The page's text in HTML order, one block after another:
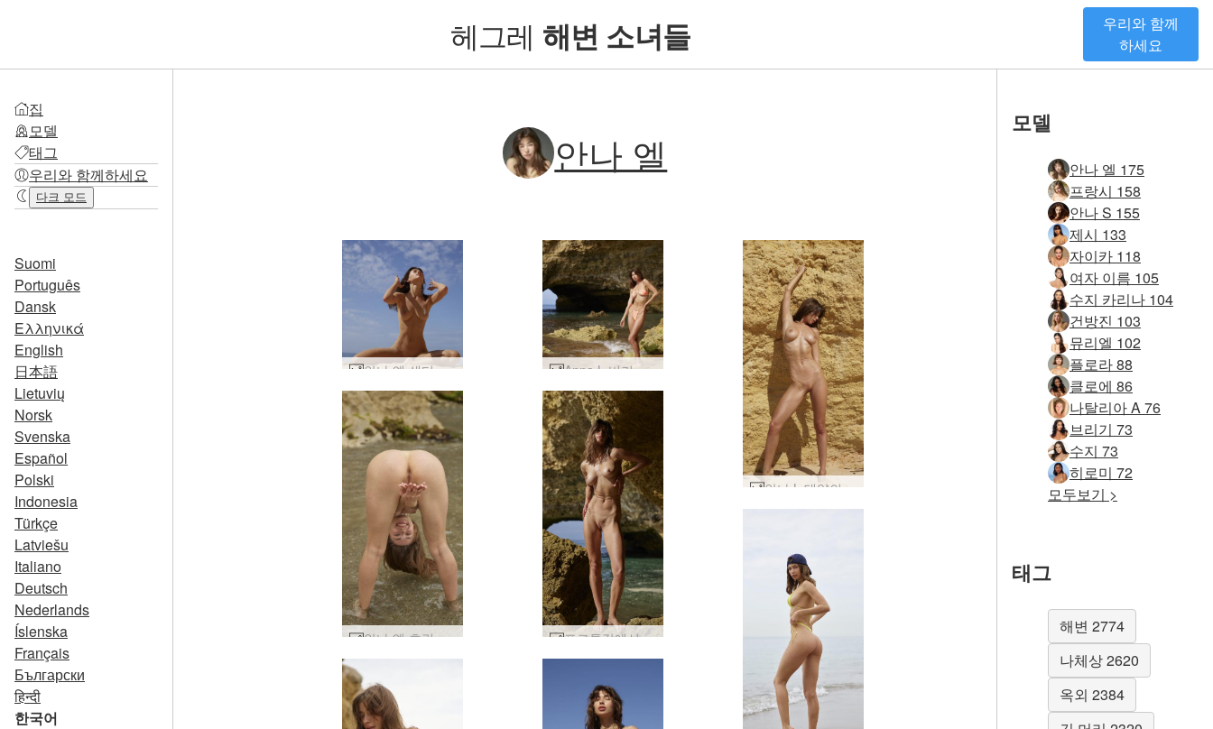
헤그레 해변 소녀들
우리와 함께
하세요
집
모델
태그
우리와 함께하세요
다크 모드
Suomi
Português
Dansk
Ελληνικά
English
日本語
Lietuvių
Norsk
Svenska
Español
Polski
Indonesia
Türkçe
Latviešu
Italiano
Deutsch
Nederlands
Íslenska
Français
Български
हिन्दी
한국어
안나 엘
안나 엘 샌디 비치 바디 #39 Anna L 비키니 모델 #32
안나 L 태양의 여신 #6
안나 엘 흐린 해변 누드 #15 포르투갈에서 벌거벗은 안나 L #33
모델
안나 엘 175
프랑시 158
안나 S 155
제시 133
자이카 118
여자 이름 105
수지 카리나 104
건방진 103
뮤리엘 102
플로라 88
클로에 86
나탈리아 A 76
브리기 73
수지 73
히로미 72
모두보기 >
태그
해변 2774
나체상 2620
옥외 2384